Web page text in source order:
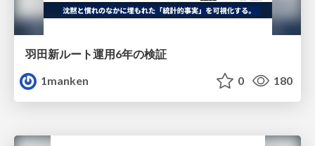
羽田新ルート運用6年の検証
1manken
0 180